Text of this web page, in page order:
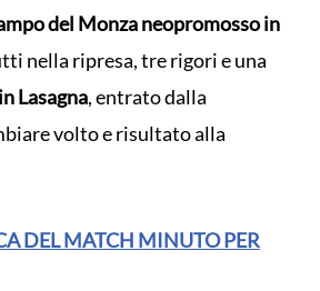
del Monza neopromosso in
nella ripresa, tre rigori e una
Lasagna, entrato dalla
volto e risultato alla
DEL MATCH MINUTO PER